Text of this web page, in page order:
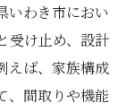
いわき市におい
受け止め、設計
えば、家族構成
、間取りや機能